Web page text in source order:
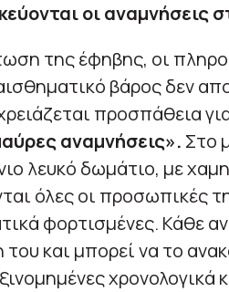
οι αναμνήσεις
της έφηβης, οι
βάρος δεν
προσπάθεια
αναμνήσεις». Στο
λευκό δωμάτιο, με
όλες οι προσωπικές
φορτισμένες. Κάθε
του και μπορεί να το
χρονολογικά